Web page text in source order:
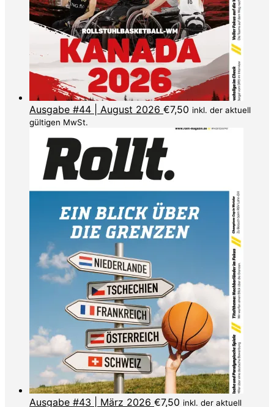
Ausgabe #44 | August 2026 €7,50 inkl. der aktuell
gültigen MwSt.
Ausgabe #43 | März 2026 €7,50 inkl. der aktuell